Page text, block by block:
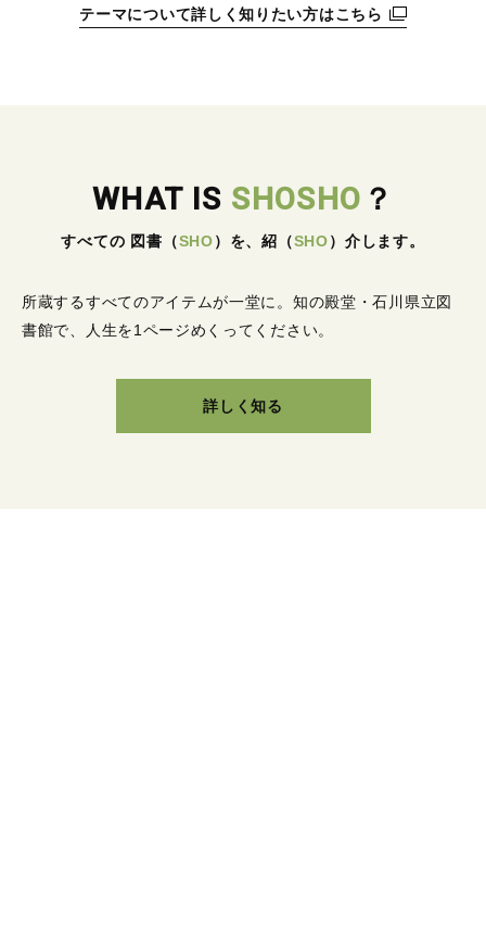
テーマについて詳しく知りたい方はこちら
WHAT IS SHOSHO ？
すべての 図書 （SHO） を、紹 （SHO） 介します。
所蔵するすべてのアイテムが一堂に。 知の殿堂・石川県立図
書館で、人生を1ページめくってください。
詳しく知る